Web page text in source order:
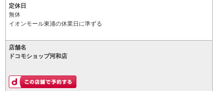
定休日
無休
イオンモール東浦の休業日に準ずる
店舗名
ドコモショップ河和店